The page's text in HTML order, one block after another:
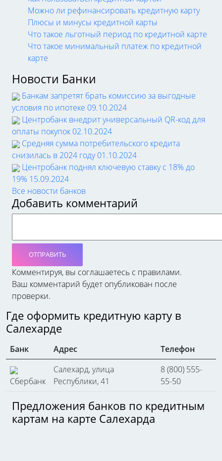
Можно ли рефинансировать кредитную карту
Плюсы и минусы кредитной карты
Что такое льготный период по кредитной карте
Что такое минимальный платеж по кредитной
карте
Новости Банки
Банкам запретят брать комиссию за выгодные
условия по ипотеке 09.10.2024
Центробанк внедрит универсальный QR-код для
оплаты покупок 02.10.2024
Средняя сумма потребительского кредита
снизилась в 2024 году 01.10.2024
Центробанк поднял ключевую ставку с 18% до
19% 15.09.2024
Все новости банков
Добавить комментарий
ОТПРАВИТЬ
Комментируя, вы соглашаетесь c правилами.
Ваш комментарий будет опубликован после
проверки.
Где оформить кредитную карту в
Салехарде
Банк Адрес Телефон
Сбербанк
Салехард, улица
Республики, 41
8 (800) 555-
55-50
Предложения банков по кредитным
картам на карте Салехарда